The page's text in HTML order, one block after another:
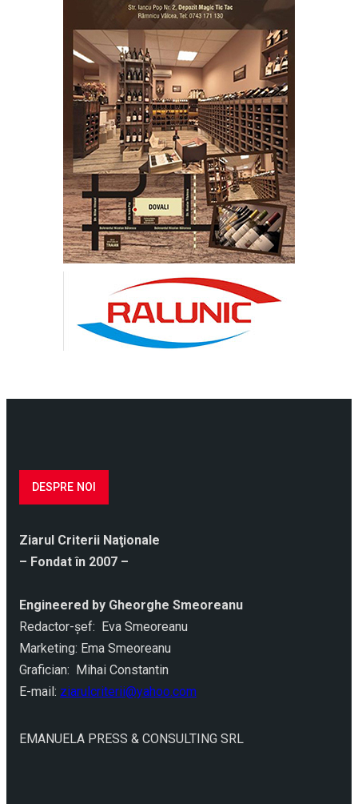
DESPRE NOI
Ziarul Criterii Naţionale
– Fondat în 2007 –
Engineered by Gheorghe Smeoreanu
Redactor-şef: Eva Smeoreanu
Marketing: Ema Smeoreanu
Grafician: Mihai Constantin
E-mail: ziarulcriterii@yahoo.com
EMANUELA PRESS & CONSULTING SRL